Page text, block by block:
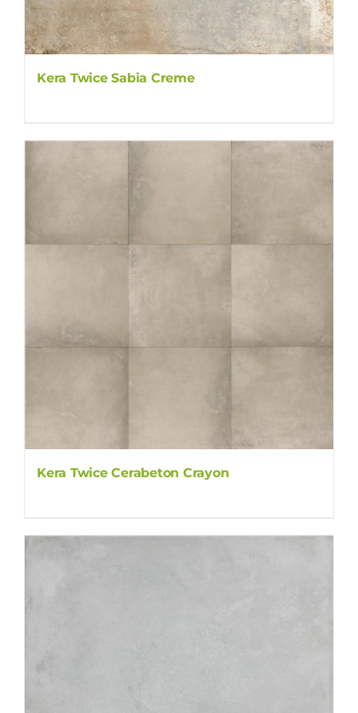
Kera Twice Sabia Creme
Kera Twice Cerabeton Crayon